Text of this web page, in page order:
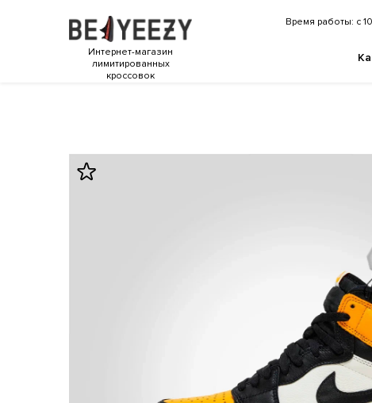
Интернет-магазин
лимитированных
кроссовок
Время работы: с